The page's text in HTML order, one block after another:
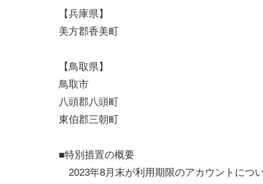
【兵庫県】
美方郡香美町
【鳥取県】
鳥取市
八頭郡八頭町
東伯郡三朝町
■特別措置の概要
2023年8月末が利用期限のアカウントにつ